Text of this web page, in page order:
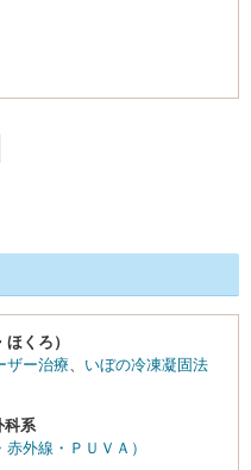
くろ）
ザー治療、 いぼの冷凍凝固法
科系
外線・ＰＵＶＡ）